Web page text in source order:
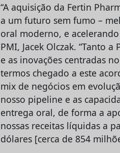
“A aquisição da Fertin
a um futuro sem fumo –
oral moderno, e
PMI, Jacek Olczak. “Tanto
e as inovações centradas
termos chegado a este
mix de negócios em
nosso pipeline e as
entrega oral, de forma a
nossas receitas líquidas a
dólares [cerca de 854